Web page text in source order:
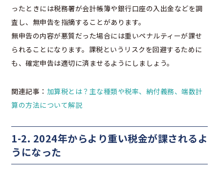
ったときには税務署が会計帳簿や銀行口座の入出金などを調
査し、無申告を指摘することがあります。
無申告の内容が悪質だった場合には重いペナルティーが課せ
られることになります。課税というリスクを回避するために
も、確定申告は適切に済ませるようにしましょう。
関連記事： 加算税とは？主な種類や税率、納付義務、端数計
算の方法について解説
1-2. 2024年からより重い税金が課されるよ
うになった